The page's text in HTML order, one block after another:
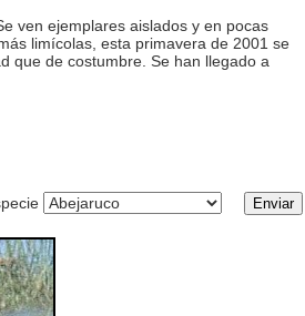
ven ejemplares aislados y en pocas
limícolas, esta primavera de 2001 se
que de costumbre. Se han llegado a